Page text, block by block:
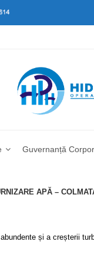
Guvernanță
APĂ –
și a creșterii